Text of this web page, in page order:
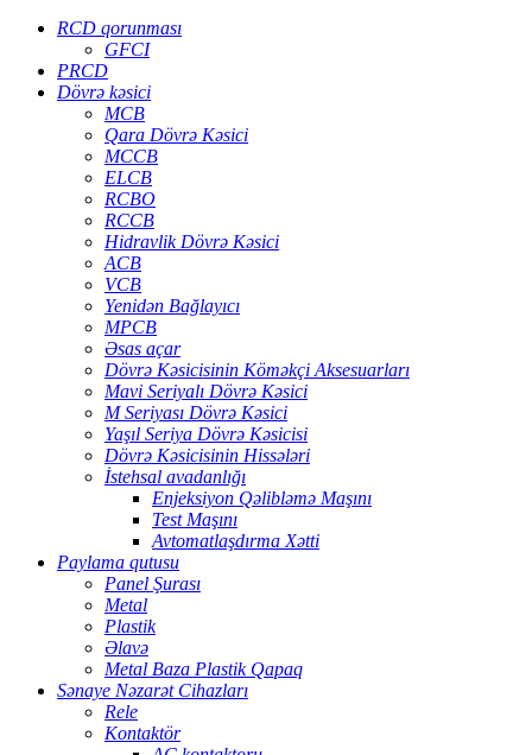
RCD qorunması
GFCI
PRCD
Dövrə kəsici
MCB
Qara Dövrə Kəsici
MCCB
ELCB
RCBO
RCCB
Hidravlik Dövrə Kəsici
ACB
VCB
Yenidən Bağlayıcı
MPCB
Əsas açar
Dövrə Kəsicisinin Köməkçi Aksesuarları
Mavi Seriyalı Dövrə Kəsici
M Seriyası Dövrə Kəsici
Yaşıl Seriya Dövrə Kəsicisi
Dövrə Kəsicisinin Hissələri
İstehsal avadanlığı
Enjeksiyon Qəlibləmə Maşını
Test Maşını
Avtomatlaşdırma Xətti
Paylama qutusu
Panel Şurası
Metal
Plastik
Əlavə
Metal Baza Plastik Qapaq
Sənaye Nəzarət Cihazları
Rele
Kontaktör